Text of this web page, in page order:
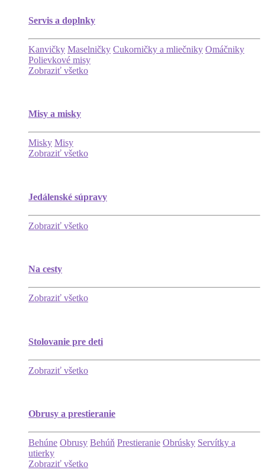
Servis a doplnky
Kanvičky Maselničky Cukorničky a mliečniky Omáčniky
Polievkové misy
Zobraziť všetko
Misy a misky
Misky Misy
Zobraziť všetko
Jedálenské súpravy
Zobraziť všetko
Na cesty
Zobraziť všetko
Stolovanie pre deti
Zobraziť všetko
Obrusy a prestieranie
Behúne Obrusy Behúň Prestieranie Obrúsky Servítky a
utierky
Zobraziť všetko